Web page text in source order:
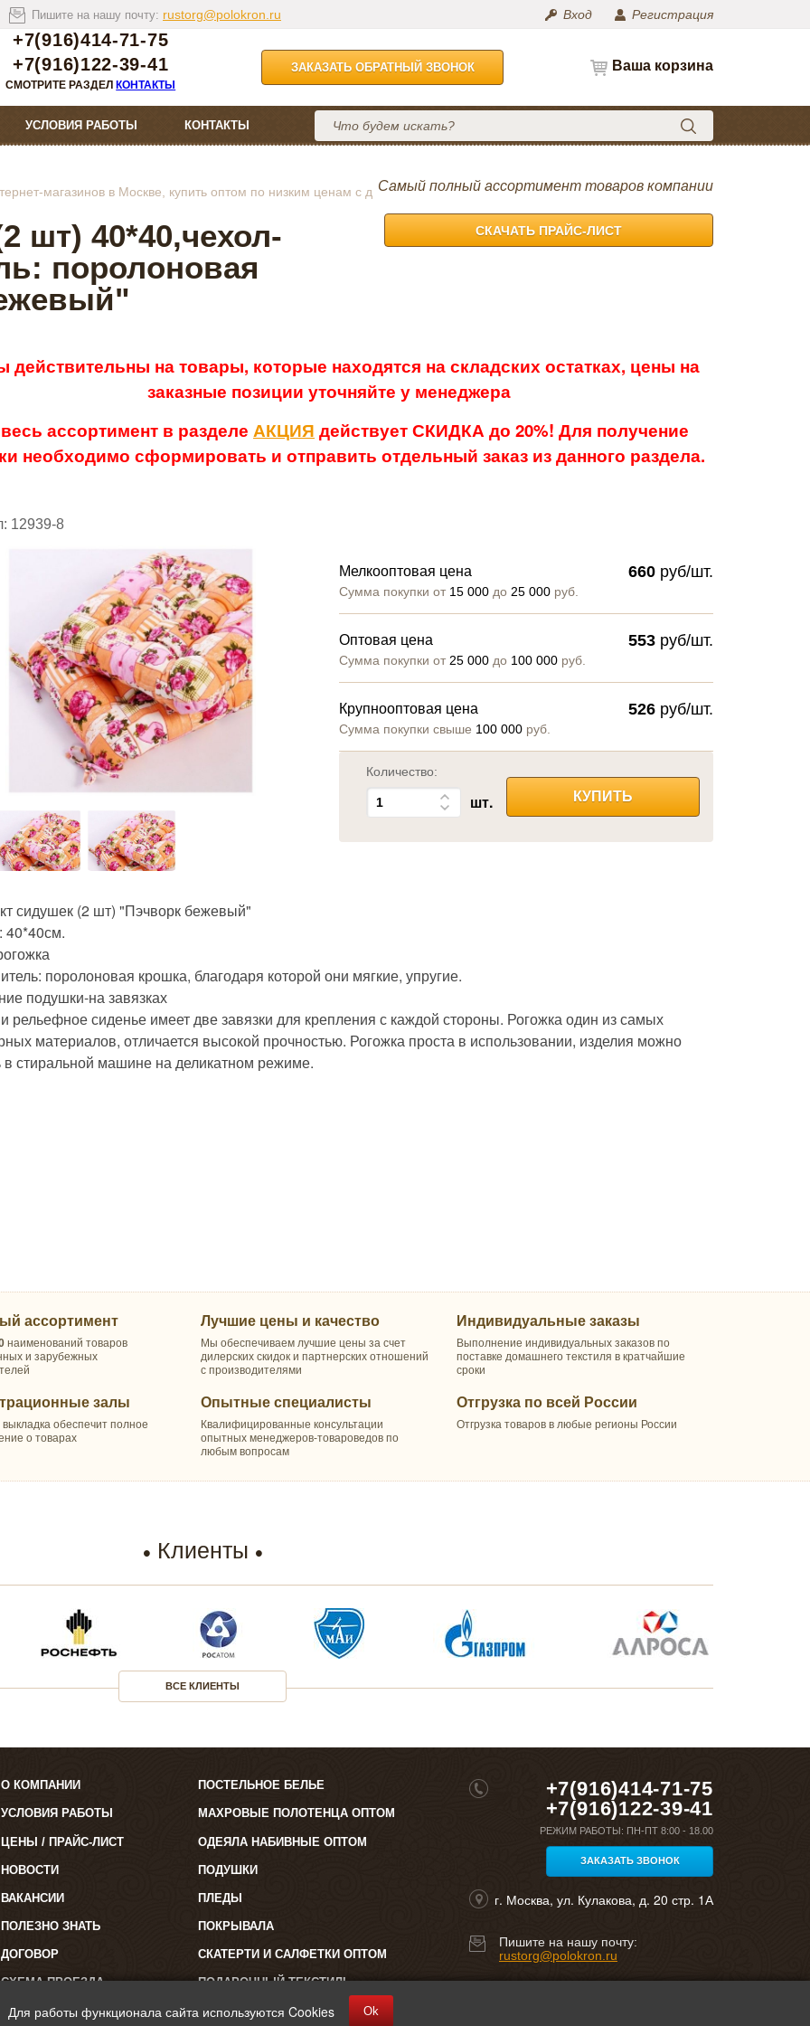
Пишите на нашу почту: rustorg@polokron.ru Вход Регистрация
+7(916)414-71-75
+7(916)122-39-41
СМОТРИТЕ РАЗДЕЛКОНТАКТЫ
ЗАКАЗАТЬ ОБРАТНЫЙ ЗВОНОК Ваша корзина
УСЛОВИЯ РАБОТЫ КОНТАКТЫ
магазинов в Москве, купить оптом по низким ценам с д
шт) 40*40,чехол-
поролоновая
Самый полный ассортимент товаров компании
СКАЧАТЬ ПРАЙС-ЛИСТ
действительны на товары, которые находятся на складских остатках, цены на
заказные позиции уточняйте у менеджера
ассортимент в разделе АКЦИЯ действует СКИДКА до 20%! Для получение
необходимо сформировать и отправить отдельный заказ из данного раздела.
12939-8
Мелкооптовая цена
Сумма покупки от 15 000до 25 000руб.
660 руб/шт.
Оптовая цена
Сумма покупки от 25 000до 100 000руб.
553 руб/шт.
Крупнооптовая цена
Сумма покупки свыше 100 000руб.
526 руб/шт.
Количество:
шт. КУПИТЬ
сидушек (2 шт) "Пэчворк бежевый"
40*40см.
поролоновая крошка, благодаря которой они мягкие, упругие.
подушки-на завязках
рельефное сиденье имеет две завязки для крепления с каждой стороны. Рогожка один из самых
материалов, отличается высокой прочностью. Рогожка проста в использовании, изделия можно
в стиральной машине на деликатном режиме.
ассортимент
наименований товаров
и зарубежных
залы
обеспечит полное
о товарах
Лучшие цены и качество
Мы обеспечиваем лучшие цены за счет
дилерских скидок и партнерских отношений
с производителями
Опытные специалисты
Квалифицированные консультации
опытных менеджеров-товароведов по
любым вопросам
Индивидуальные заказы
Выполнение индивидуальных заказов по
поставке домашнего текстиля в кратчайшие
сроки
Отгрузка по всей России
Отгрузка товаров в любые регионы России
Клиенты
ВСЕ КЛИЕНТЫ
О КОМПАНИИ
УСЛОВИЯ РАБОТЫ
ЦЕНЫ / ПРАЙС-ЛИСТ
НОВОСТИ
ВАКАНСИИ
ПОЛЕЗНО ЗНАТЬ
ДОГОВОР
СХЕМА ПРОЕЗДА
ПОСТЕЛЬНОЕ БЕЛЬЕ
МАХРОВЫЕ ПОЛОТЕНЦА ОПТОМ
ОДЕЯЛА НАБИВНЫЕ ОПТОМ
ПОДУШКИ
ПЛЕДЫ
ПОКРЫВАЛА
СКАТЕРТИ И САЛФЕТКИ ОПТОМ
ПОДАРОЧНЫЙ ТЕКСТИЛЬ
+7(916)414-71-75
+7(916)122-39-41
РЕЖИМ РАБОТЫ: ПН-ПТ 8:00 - 18.00
ЗАКАЗАТЬ ЗВОНОК
г. Москва, ул. Кулакова, д. 20 стр. 1А
Пишите на нашу почту:
rustorg@polokron.ru
©2026 "Полокрон". Все права защищены
Для работы функционала сайта используются Cookies Ok